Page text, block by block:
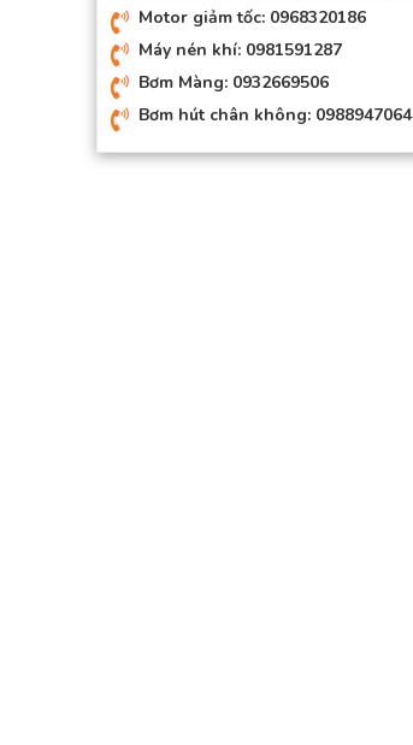
Motor giảm tốc: 0968320186
Máy nén khí: 0981591287
Bơm Màng: 0932669506
Bơm hút chân không: 0988947064